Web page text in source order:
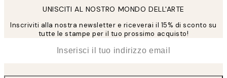
UNISCITI AL NOSTRO MONDO DELL'ARTE
Inscriviti alla nostra newsletter e riceverai il 15% di sconto su
tutte le stampe per il tuo prossimo acquisto!